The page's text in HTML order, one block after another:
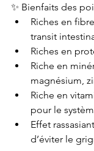
✨ Bienfaits des
Riches en
transit
Riches en
Riche en
magnésium,
Riche en
pour le
Effet
d’éviter le